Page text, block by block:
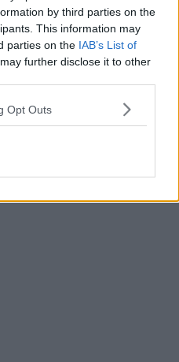
by third parties on the
This information may
parties on the IAB’s List of
further disclose it to other
Opt Outs